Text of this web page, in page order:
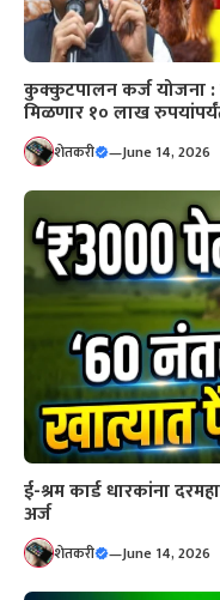
कुक्कुटपालन कर्ज योजना :
मिळणार १० लाख
शेतकरी —June 14, 2026
ई-श्रम कार्ड धारकांना
अर्ज
शेतकरी —June 14, 2026